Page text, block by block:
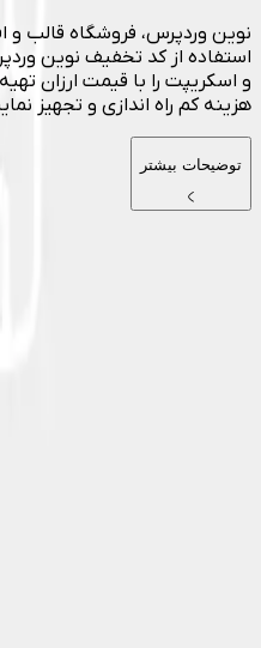
نوین وردپرس، فروشگاه قالب و
استفاده از کد تخفیف نوین
و اسکریپت را با قیمت ارزان
هزینه کم راه اندازی و تجهیز
توضیحات بیشتر